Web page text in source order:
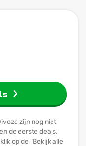
zijn nog niet
de eerste deals.
op de "Bekijk alle